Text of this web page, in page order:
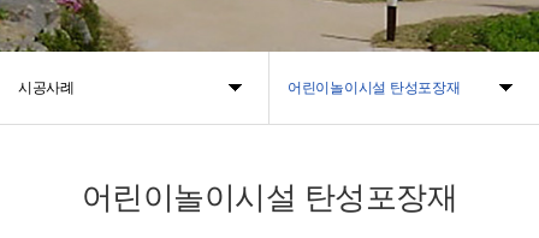
시공사례 어린이놀이시설 탄성포장재
어린이놀이시설 탄성포장재